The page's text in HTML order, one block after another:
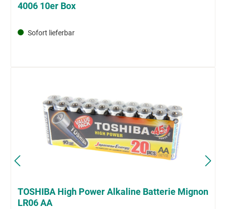
4006 10er Box
Sofort lieferbar
TOSHIBA High Power Alkaline Batterie Mignon
LR06 AA